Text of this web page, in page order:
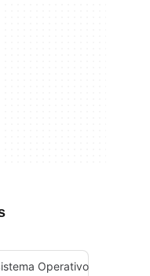
Operativo